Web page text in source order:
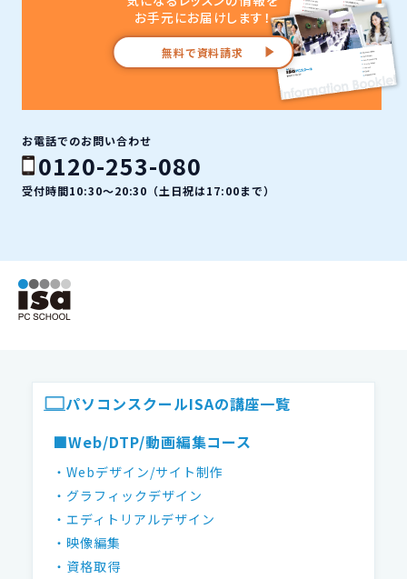
お手元にお届けします！
無料で資料請求
お電話でのお問い合わせ
0120-253-080
受付時間10:30〜20:30（土日祝は17:00まで）
パソコンスクールISAの講座一覧
■Web/DTP/動画編集コース
・Webデザイン/サイト制作
・グラフィックデザイン
・エディトリアルデザイン
・映像編集
・資格取得